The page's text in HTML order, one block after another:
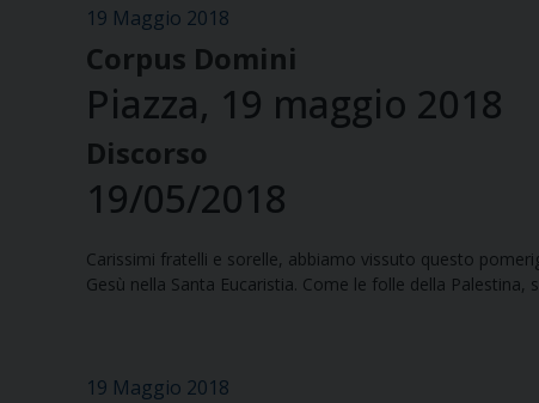
19 Maggio 2018
Corpus Domini
Piazza, 19 maggio 2018
Discorso
19/05/2018
Carissimi fratelli e sorelle, abbiamo vissuto questo
Gesù nella Santa Eucaristia. Come le folle della
19 Maggio 2018